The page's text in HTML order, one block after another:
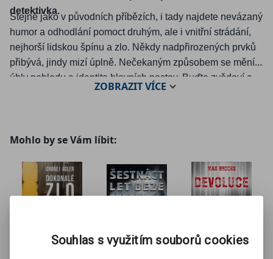
detektivka.
Stejně jako v původních příbězích, i tady najdete nevázaný
humor a odhodlání pomoct druhým, ale i vnitřní strádání,
nejhorší lidskou špínu a zlo. Někdy nadpřirozených prvků
přibývá, jindy mizí úplně. Nečekaným způsobem se mění
úhly pohledu a identita hlavních postav. Buďte zvědaví a
nechte si vyprávět. Čeká vás sbírka žánrově i tematicky
Kniha obsahuje povídky těchto autorek (v pořadí, jak jejich
Vítová,Lucie Lukačovičová,Vilma Kadlečková,Dagmar
Digma Čechová,
Julie Nováková,Emma Riedová,Petra
Lukačovičová,Tereza Kadečková,Barbora Vrobelová,
ZOBRAZITVÍCE
Mohlo by se Vám líbit:
Souhlas s využitím souborů cookies